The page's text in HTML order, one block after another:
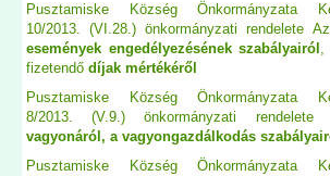
Pusztamiske Község Önkormányzata
10/2013. (VI.28.) önkormányzati rendelete
események engedélyezésének szabályairól ,
fizetendődíjak mértékéről
Pusztamiske Község Önkormányzata
8/2013. (V.9.) önkormányzati
vagyonáról, a vagyongazdálkodás
Pusztamiske Község Önkormányzata